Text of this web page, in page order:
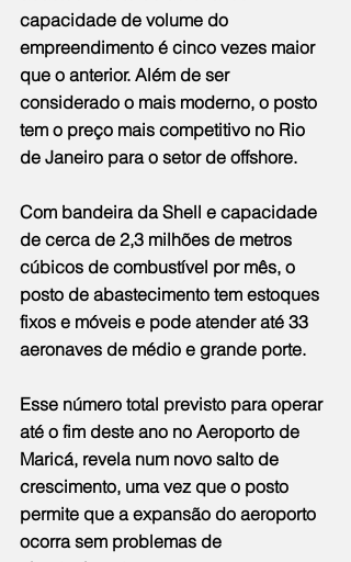
capacidade de volume do
empreendimento é cinco vezes maior
que o anterior. Além de ser
considerado o mais moderno, o posto
tem o preço mais competitivo no Rio
de Janeiro para o setor de offshore.
Com bandeira da Shell e capacidade
de cerca de 2,3 milhões de metros
cúbicos de combustível por mês, o
posto de abastecimento tem estoques
fixos e móveis e pode atender até 33
aeronaves de médio e grande porte.
Esse número total previsto para operar
até o fim deste ano no Aeroporto de
Maricá, revela num novo salto de
crescimento, uma vez que o posto
permite que a expansão do aeroporto
ocorra sem problemas de